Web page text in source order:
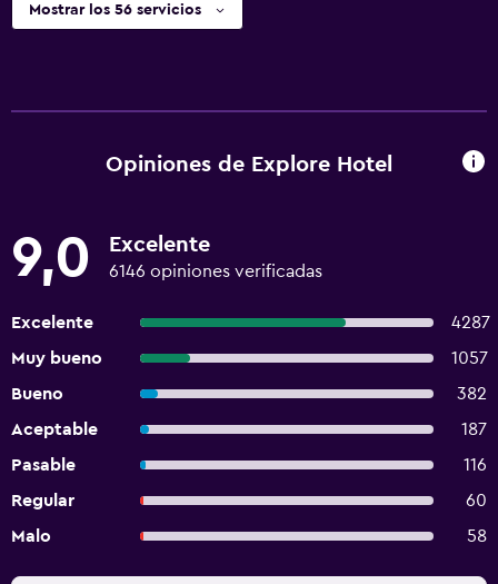
Mostrar los 56 servicios
Opiniones de Explore Hotel
9,0 Excelente
6146 opiniones verificadas
Excelente
4287
Muy bueno
1057
Bueno
382
Aceptable
187
Pasable
116
Regular
60
Malo
58